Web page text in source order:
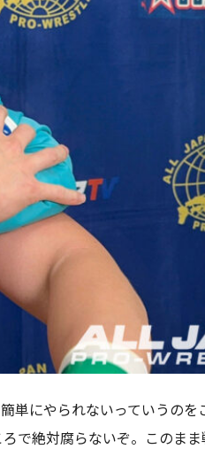
単にやられないっていうのを
で絶対腐らないぞ。このまま